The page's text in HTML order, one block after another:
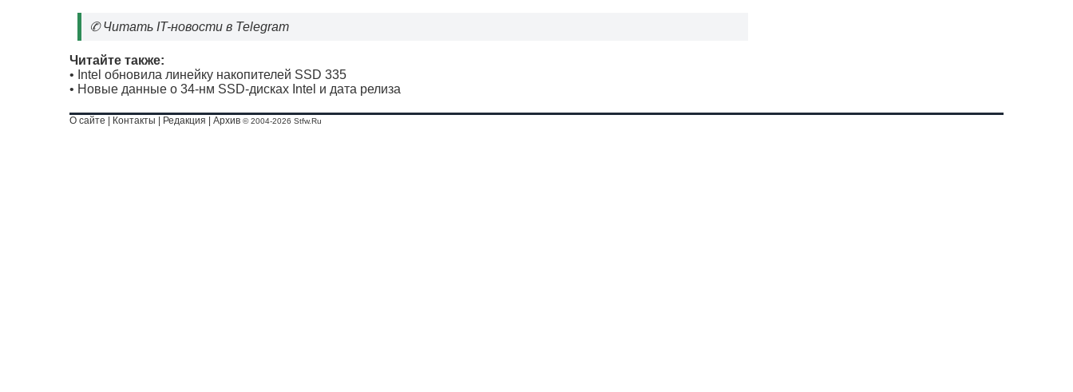
✆Читать IT-новости в Telegram
Читайте также:
• Intel обновила линейку накопителей SSD 335
• Новые данные о 34-нм SSD-дисках Intel и дата релиза
О сайте Контакты Редакция Архив © 2004-2026 Stfw.Ru